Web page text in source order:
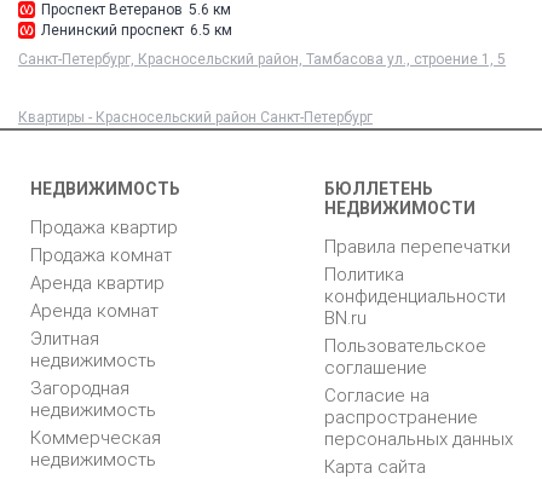
Проспект Ветеранов 5.6 км
Ленинский проспект 6.5 км
Санкт-Петербург, Красносельский район, Тамбасова ул., строение 1, 5
Квартиры - Красносельский район Санкт-Петербург
НЕДВИЖИМОСТЬ
Продажа квартир
Продажа комнат
Аренда квартир
Аренда комнат
Элитная
недвижимость
Загородная
недвижимость
Коммерческая
недвижимость
БЮЛЛЕТЕНЬ
НЕДВИЖИМОСТИ
Правила перепечатки
Политика
конфиденциальности
BN.ru
Пользовательское
соглашение
Согласие на
распространение
персональных данных
Карта сайта